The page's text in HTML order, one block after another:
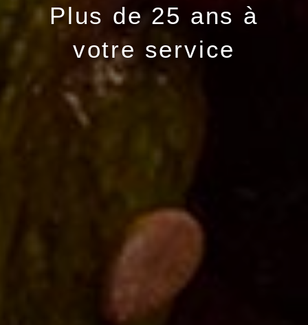
Plus de 25 ans à
votre service